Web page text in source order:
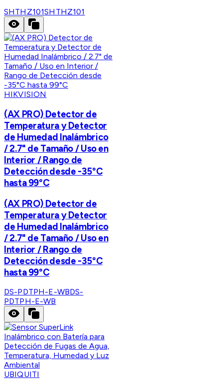
SHTHZ101SHTHZ101
HIKVISION
(AX PRO) Detector de
Temperatura y Detector
de Humedad Inalámbrico
/ 2.7" de Tamaño / Uso en
Interior / Rango de
Detección desde -35°C
hasta 99°C
(AX PRO) Detector de
Temperatura y Detector
de Humedad Inalámbrico
/ 2.7" de Tamaño / Uso en
Interior / Rango de
Detección desde -35°C
hasta 99°C
DS-PDTPH-E-WBDS-
PDTPH-E-WB
UBIQUITI